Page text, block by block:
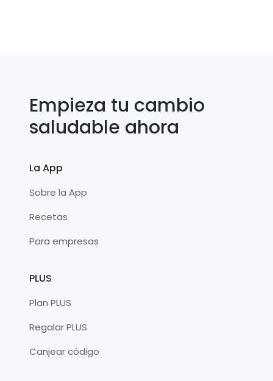
Empieza tu cambio
saludable ahora
La App
Sobre la App
Recetas
Para empresas
PLUS
Plan PLUS
Regalar PLUS
Canjear código